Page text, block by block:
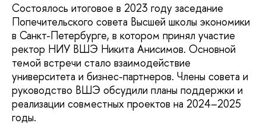
Состоялось итоговое в 2023 году заседание
Попечительского совета Высшей школы экономики
в Санкт-Петербурге, в котором принял участие
ректор НИУ ВШЭ Никита Анисимов. Основной
темой встречи стало взаимодействие
университета и бизнес-партнеров. Члены совета и
руководство ВШЭ обсудили планы поддержки и
реализации совместных проектов на 2024–2025
годы.